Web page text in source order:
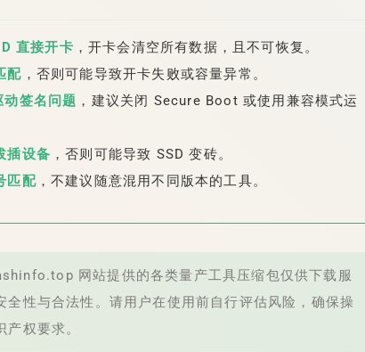
直接开卡 ，开卡会清空所有数据，且不可恢复。
配 ，否则可能导致开卡失败或容量异常。
签名问题 ，建议关闭 Secure Boot 或使用兼容模式运
插设备 ，否则可能导致 SSD 变砖。
匹配，不建议随意混用不同版本的工具。
网站提供的各类量产工具压缩包仅供下载服
全性与合法性。请用户在使用前自行评估风险，确保操
权要求。